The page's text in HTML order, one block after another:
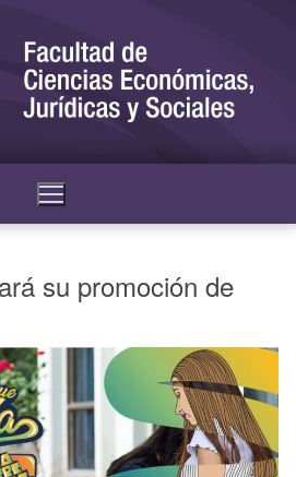
su promoción de